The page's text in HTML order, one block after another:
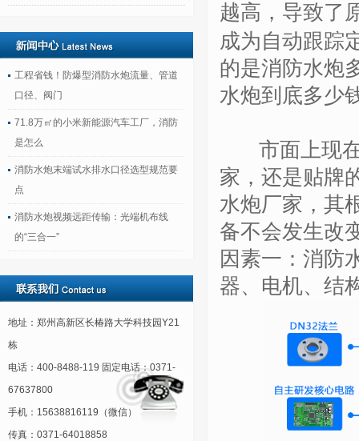
工程省钱！防爆型消防水炮流量、管道
口径、阀门
71.8万㎡的小米新能源汽车工厂，消防
是怎么
消防水炮末端试水排水口径选型规范要
点
消防水炮视频远距传输：光端机布线
的“三合一”
地址：郑州高新区长椿路大学科技园Y21
栋
电话：400-8488-119 固定电话：0371-
67637800
手机：15638816119（微信）
传真：0371-64018858
越高，导致了
成为自动跟踪
的是消防水炮
水炮到底多少
市面上现在
家，还是贴牌
水炮厂家，其
备不会发生改
因素一：消防
器、电机、结